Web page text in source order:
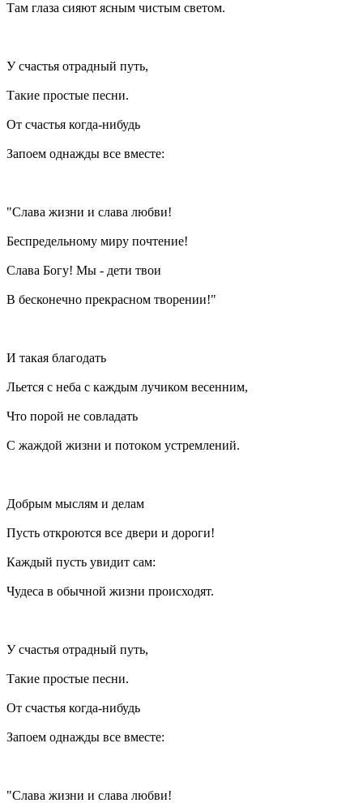
Там глаза сияют ясным чистым светом.
У счастья отрадный путь,
Такие простые песни.
От счастья когда-нибудь
Запоем однажды все вместе:
"Слава жизни и слава любви!
Беспредельному миру почтение!
Слава Богу! Мы - дети твои
В бесконечно прекрасном творении!"
И такая благодать
Льется с неба с каждым лучиком весенним,
Что порой не совладать
С жаждой жизни и потоком устремлений.
Добрым мыслям и делам
Пусть откроются все двери и дороги!
Каждый пусть увидит сам:
Чудеса в обычной жизни происходят.
У счастья отрадный путь,
Такие простые песни.
От счастья когда-нибудь
Запоем однажды все вместе:
"Слава жизни и слава любви!